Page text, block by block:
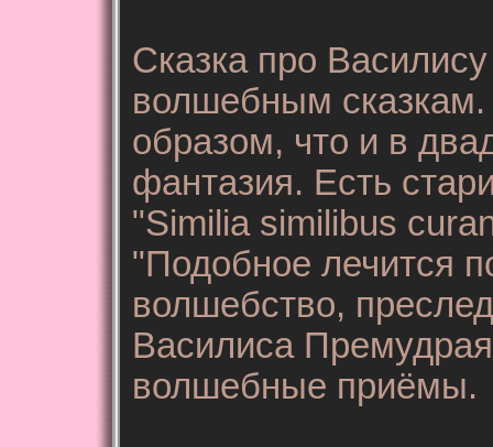
Сказка про
волшебным
образом, что и в
фантазия. Есть
"Similia similibus
"Подобное лечится
волшебство,
Василиса
волшебные приёмы.